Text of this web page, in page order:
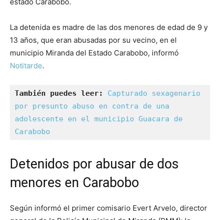
La detenida es madre de las dos menores de edad de 9 y
13 años, que eran abusadas por su vecino, en el
municipio Miranda del Estado Carabobo, informó
Notitarde.
También puedes leer:
Capturado sexagenario
por presunto abuso en contra de una
adolescente en el municipio Guacara de
Carabobo
Detenidos por abusar de dos
menores en Carabobo
Según informó el primer comisario Evert Arvelo, director